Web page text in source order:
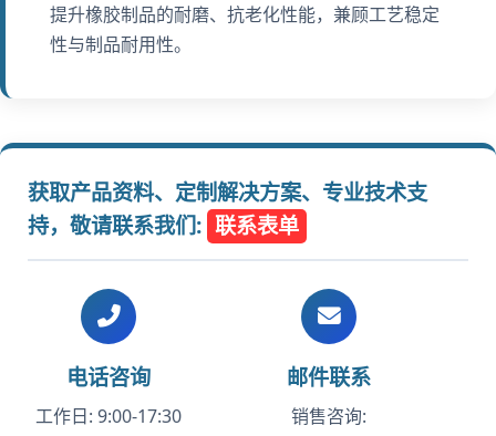
提升橡胶制品的耐磨、抗老化性能，兼顾工艺稳定
性与制品耐用性。
获取产品资料、定制解决方案、专业技术支
持，敬请联系我们: 联系表单
电话咨询
工作日: 9:00-17:30
邮件联系
销售咨询: